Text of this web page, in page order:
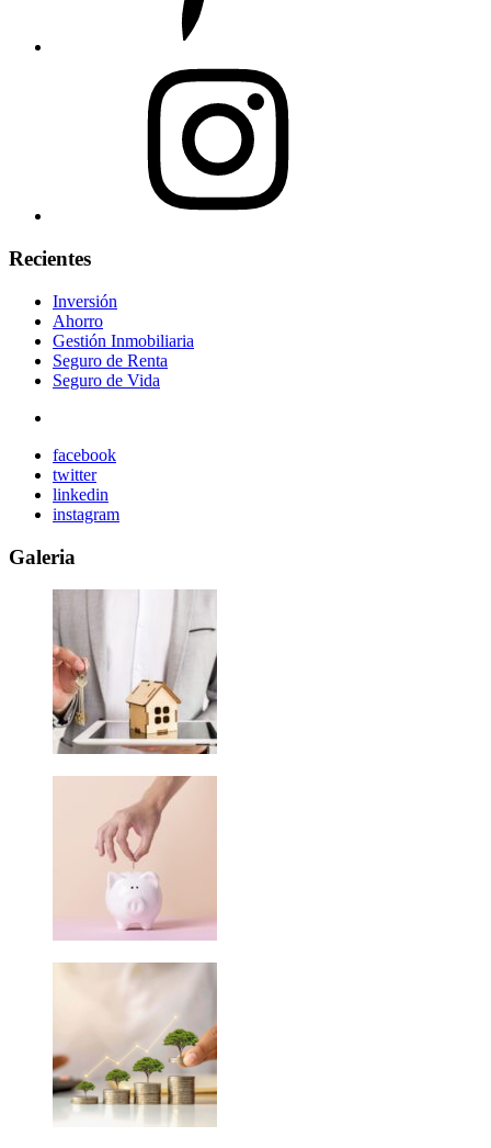
Recientes
Inversión
Ahorro
Gestión Inmobiliaria
Seguro de Renta
Seguro de Vida
facebook
twitter
linkedin
instagram
Galeria